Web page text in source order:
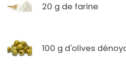
20 g de farine
100 g d'olives